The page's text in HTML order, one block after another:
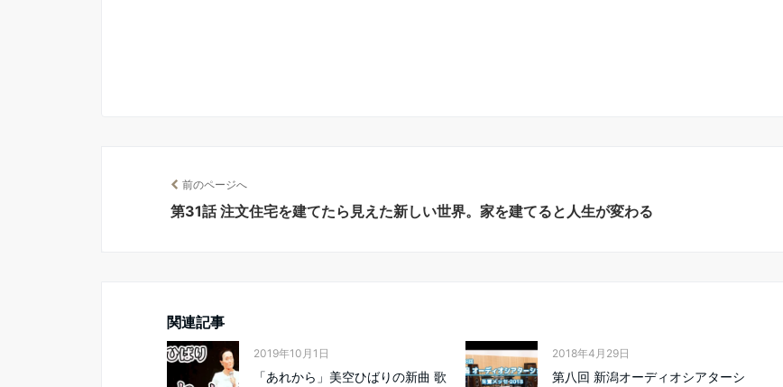
前のページへ
第31話 注文住宅を建てたら見えた新しい世界。家を建てると人生が変わる
関連記事
2019年10月1日
「あれから」美空ひばりの新曲 歌
2018年4月29日
第八回 新潟オーディオシアターシ